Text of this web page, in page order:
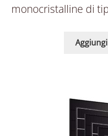
monocristalline di